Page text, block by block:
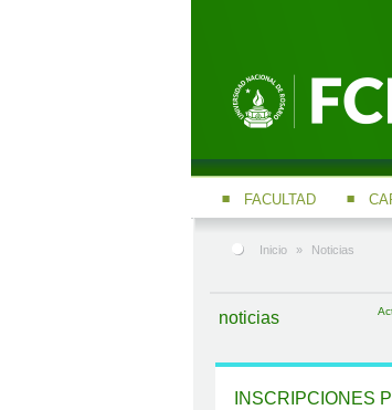
FACULTAD
Inicio » Noticias
noticias
INSCRIPCIONES